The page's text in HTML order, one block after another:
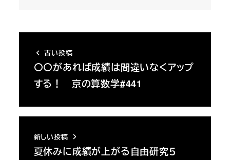
古い投稿
〇〇があれば成績は間違いなくアップ
する！ 京の算数学#441
新しい投稿
夏休みに成績が上がる自由研究５